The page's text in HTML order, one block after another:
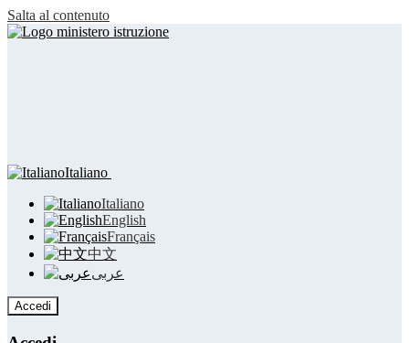
Salta al contenuto
Italiano
Italiano
English
Français
中文
عربى
Accedi